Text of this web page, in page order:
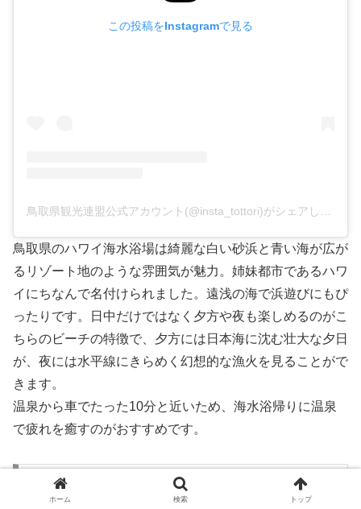
この投稿をInstagramで見る
鳥取県のハワイ海水浴場は綺麗な白い砂浜と青い海が広が
るリゾート地のような雰囲気が魅力。姉妹都市であるハワ
イにちなんで名付けられました。遠浅の海で浜遊びにもぴ
ったりです。日中だけではなく夕方や夜も楽しめるのがこ
ちらのビーチの特徴で、夕方には日本海に沈む壮大な夕日
が、夜には水平線にきらめく幻想的な漁火を見ることがで
きます。
温泉から車でたった10分と近いため、海水浴帰りに温泉
で疲れを癒すのがおすすめです。
基本情報
ホーム 検索 トップ